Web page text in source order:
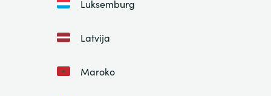
Luksemburg
Latvija
Maroko